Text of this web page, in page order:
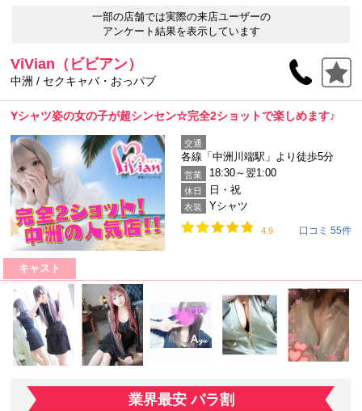
一部の店舗では実際の来店ユーザーの
アンケート結果を表示しています
ViVian（ビビアン）
中洲 / セクキャバ・おっパブ
Yシャツ姿の女の子が超シンセン☆完全2ショットで楽しめます♪
交通
各線「中洲川端駅」より徒歩5分
営業 18:30～翌1:00
休日 日・祝
衣装 Yシャツ
4.9 口コミ 55件
キャスト
業界最安 パラ割